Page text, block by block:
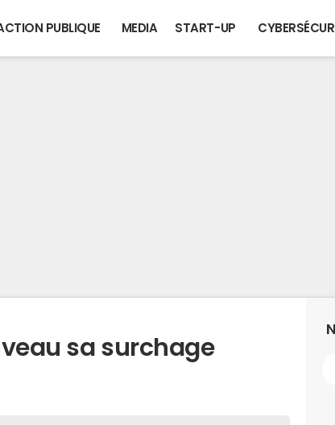
PUBLIQUE MEDIA START-UP
sa surchage